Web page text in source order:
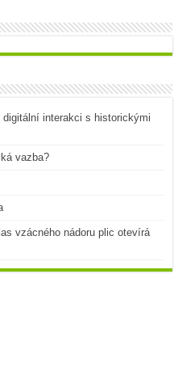
interakci s historickými
vazba?
vzácného nádoru plic otevírá